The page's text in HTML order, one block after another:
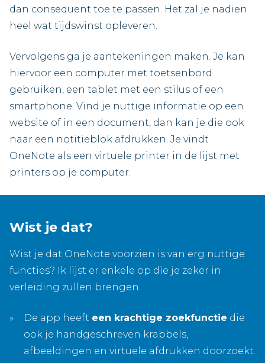
dan consequent toe te passen. Het zal je nadien
heel wat tijdswinst opleveren.
Vervolgens ga je aantekeningen maken. Je kan
hiervoor een computer met toetsenbord
gebruiken, een tablet met een stilus of een
smartphone. Vind je nuttige informatie op een
website of in een document, dan kan je die ook
naar een notitieblok afdrukken. Je vindt
OneNote als een virtuele printer in de lijst met
printers op je computer.
Wist je dat?
Wist je dat OneNote voorzien is van erg nuttige
functies? Ik lijst er enkele op die je zeker in
verleiding zullen brengen.
De app heeft een krachtige zoekfunctie die
ook je handgeschreven krabbels,
afbeeldingen en virtuele afdrukken doorzoekt.